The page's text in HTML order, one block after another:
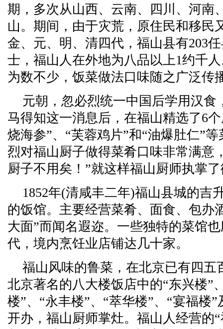
期，多次从山西、云南、四川、河南
山。期间，由于灾荒，原住民和移民
金、元、明、清四代，福山县有203
士，福山人在外地为八品以上1约千
为数不少，饭菜做法口味随之广泛传
元朝，忽必烈统一中国后学用汉食
马得知这一消息后，在福山精选了6
烧海参”、“芙蓉鸡片”和“油爆肚仁”
烈对福山厨子做得菜肴口味非常满意
厨子不用矣！”就这样福山厨师执掌
1852年(清咸丰二年)福山县城的吉
的饭馆。主要经营菜肴、面食、包办
大面”而闻名遐迩。一些独特的菜馆
代，境内烹饪业店铺达几十家。
福山风味的鲁菜，在北京已有四五
北京著名的八大楼饭店中的“东兴楼”
楼”、“永丰楼”、“萃华楼”、“宴福楼
开办，福山厨师掌灶。福山人经营的